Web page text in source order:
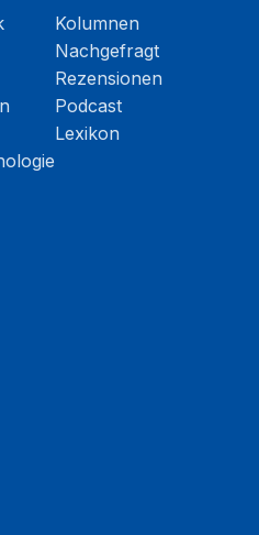
Kolumnen
Nachgefragt
Rezensionen
Podcast
Lexikon